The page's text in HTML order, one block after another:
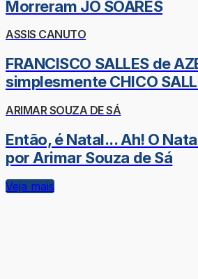
Morreram JÔ SOARES
ASSIS CANUTO
FRANCISCO SALLES de
simplesmente CHICO
ARIMAR SOUZA DE SÁ
Então, é Natal... Ah! O
por Arimar Souza de Sá
Veja mais